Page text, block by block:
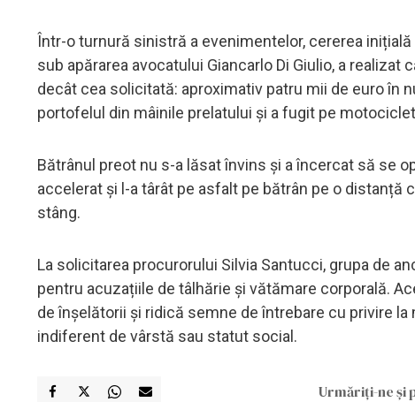
Într-o turnură sinistră a evenimentelor, cererea
sub apărarea avocatului Giancarlo Di Giulio, a
decât cea solicitată: aproximativ patru mii de euro în
portofelul din mâinile prelatului și a fugit pe
Bătrânul preot nu s-a lăsat învins și a încercat să se
accelerat și l-a târât pe asfalt pe bătrân pe o distanță
stâng.
La solicitarea procurorului Silvia Santucci, grupa de
pentru acuzațiile de tâlhărie și vătămare corporală.
de înșelătorii și ridică semne de întrebare cu privire
indiferent de vârstă sau statut social.
Urmăriți-ne și